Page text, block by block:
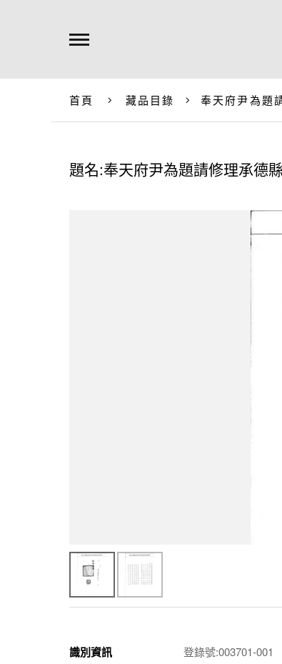
首頁 藏品目錄 奉天府尹為題
題名:奉天府尹為題請修理承德
識別資訊 登錄號:003701-001